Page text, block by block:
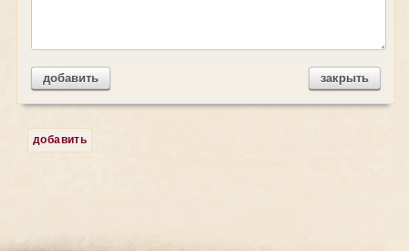
добавить закрыть
добавить